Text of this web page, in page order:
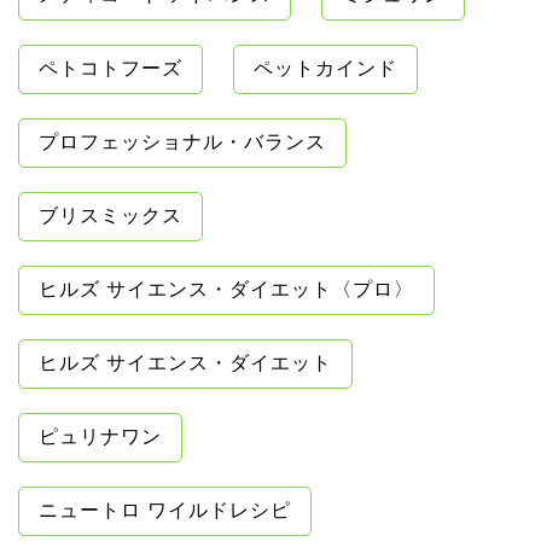
ペトコトフーズ ペットカインド
プロフェッショナル・バランス
ブリスミックス
ヒルズ サイエンス・ダイエット〈プロ〉
ヒルズ サイエンス・ダイエット
ピュリナワン
ニュートロ ワイルドレシピ